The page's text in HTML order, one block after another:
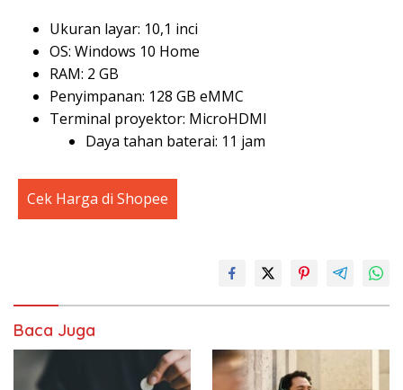
Ukuran layar: 10,1 inci
OS: Windows 10 Home
RAM: 2 GB
Penyimpanan: 128 GB eMMC
Terminal proyektor: MicroHDMI
Daya tahan baterai: 11 jam
Cek Harga di Shopee
Baca Juga